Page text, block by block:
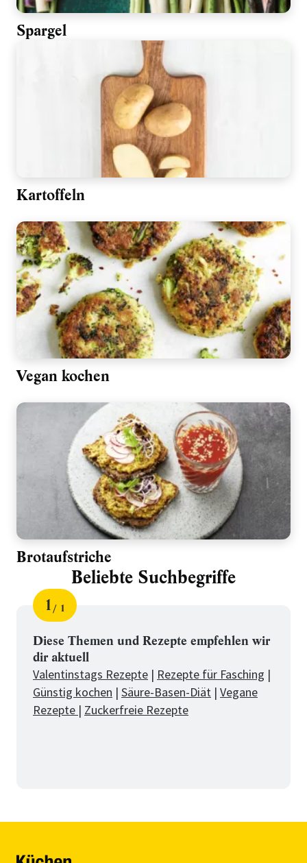
Spargel
Kartoffeln
Vegan kochen
Brotaufstriche
Beliebte Suchbegriffe
Schritt
1
von
1
für
Beliebte
Suchbegriffe
Diese Themen und Rezepte empfehlen wir
dir aktuell
Valentinstags Rezepte | Rezepte für Fasching |
Günstig kochen | Säure-Basen-Diät | Vegane
Rezepte | Zuckerfreie Rezepte